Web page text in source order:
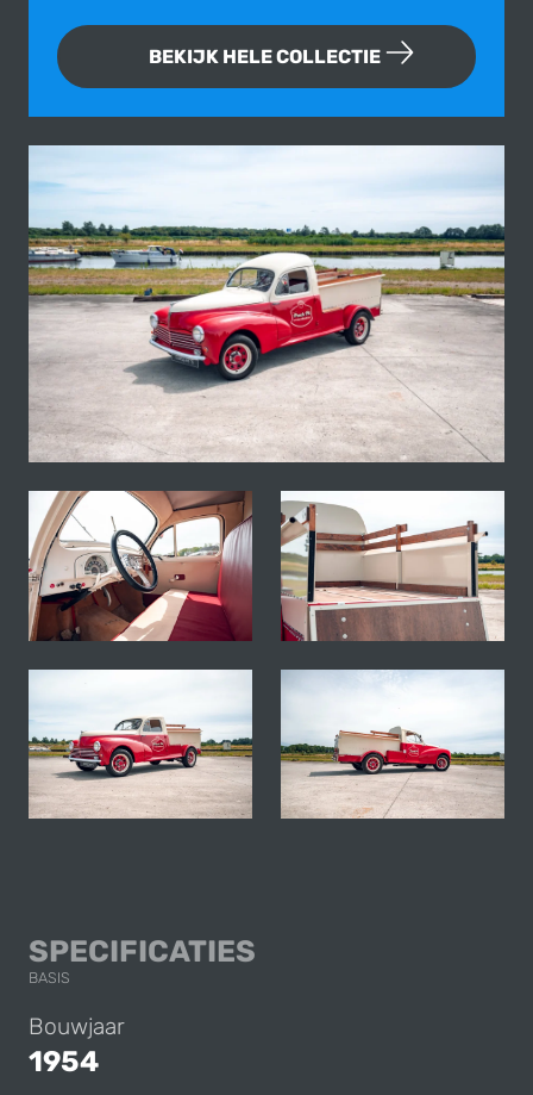
BEKIJK HELE COLLECTIE
Fotogallerij van deze Peugeot 203
SPECIFICATIES
BASIS
Bouwjaar
1954